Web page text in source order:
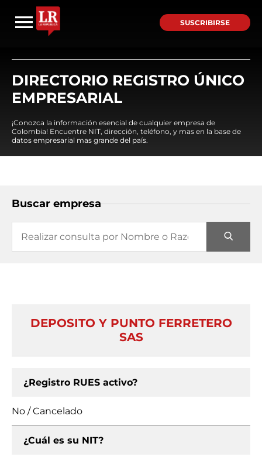
SUSCRIBIRSE
DIRECTORIO REGISTRO ÚNICO
EMPRESARIAL
¡Conozca la información esencial de cualquier empresa de
Colombia! Encuentre NIT, dirección, teléfono, y mas en la base de
datos empresarial mas grande del país.
Buscar empresa
DEPOSITO Y PUNTO FERRETERO
SAS
¿Registro RUES activo?
No / Cancelado
¿Cuál es su NIT?